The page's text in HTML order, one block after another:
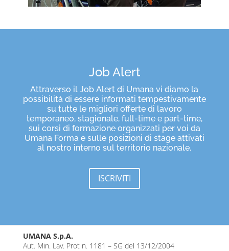
Job Alert
Attraverso il Job Alert di Umana vi diamo la
possibilità di essere informati tempestivamente
su tutte le migliori offerte di lavoro
temporaneo, stagionale, full-time e part-time,
sui corsi di formazione organizzati per voi da
Umana Forma e sulle posizioni di stage attivati
al nostro interno sul territorio nazionale.
ISCRIVITI
UMANA S.p.A.
Aut. Min. Lav. Prot n. 1181 – SG del 13/12/2004